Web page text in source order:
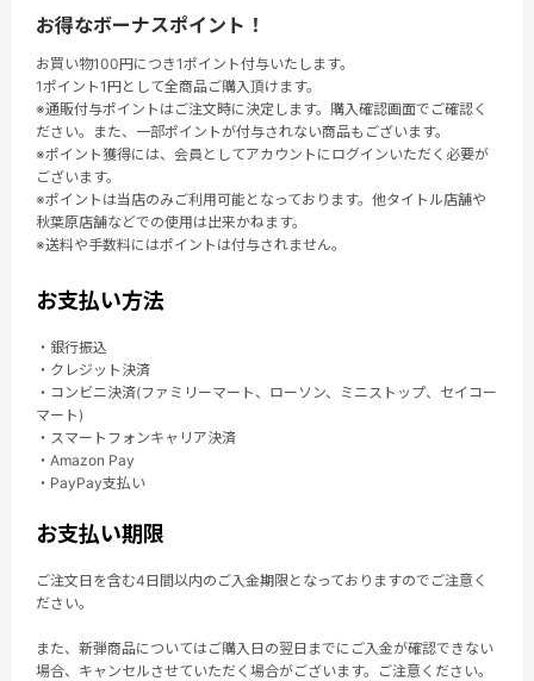
お得なボーナスポイント！
お買い物100円につき1ポイント付与いたします。
1ポイント1円として全商品ご購入頂けます。
※通販付与ポイントはご注文時に決定します。購入確認画面でご確認く
ださい。また、一部ポイントが付与されない商品もございます。
※ポイント獲得には、会員としてアカウントにログインいただく必要が
ございます。
※ポイントは当店のみご利用可能となっております。他タイトル店舗や
秋葉原店舗などでの使用は出来かねます。
※送料や手数料にはポイントは付与されません。
お支払い方法
・銀行振込
・クレジット決済
・コンビニ決済(ファミリーマート、ローソン、ミニストップ、セイコー
マート)
・スマートフォンキャリア決済
・Amazon Pay
・PayPay支払い
お支払い期限
ご注文日を含む4日間以内のご入金期限となっておりますのでご注意く
ださい。
また、新弾商品についてはご購入日の翌日までにご入金が確認できない
場合、キャンセルさせていただく場合がございます。ご注意ください。